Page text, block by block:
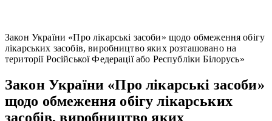
Закон України «Про лікарські засоби» щодо обмеження обігу
лікарських засобів, виробництво яких розташовано на
території Російської Федерації або Республіки Білорусь»
Закон України «Про лікарські засоби»
щодо обмеження обігу лікарських
засобів, виробництво яких